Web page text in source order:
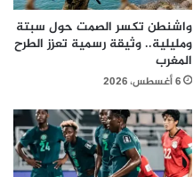
واشنطن تكسر الصمت حول سبتة
ومليلية.. وثيقة رسمية تعزز الطرح
المغرب
6 أغسطس، 2026